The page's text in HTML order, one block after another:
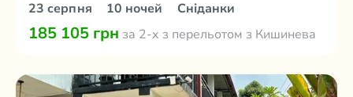
23 серпня 10 ночей Сніданки
185 105 грн за 2-х з перельотом з Кишинева